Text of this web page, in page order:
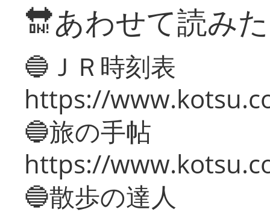
🔛あわせて読み
🔵ＪＲ時刻表
https://
🔵旅の手帖
https://
🔵散歩の達人